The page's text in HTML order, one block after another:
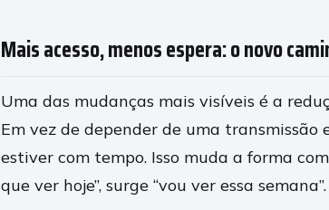
Mais acesso, menos espera: o novo
Uma das mudanças mais visíveis é a
Em vez de depender de uma
estiver com tempo. Isso muda a forma
que ver hoje”, surge “vou ver essa semana”.